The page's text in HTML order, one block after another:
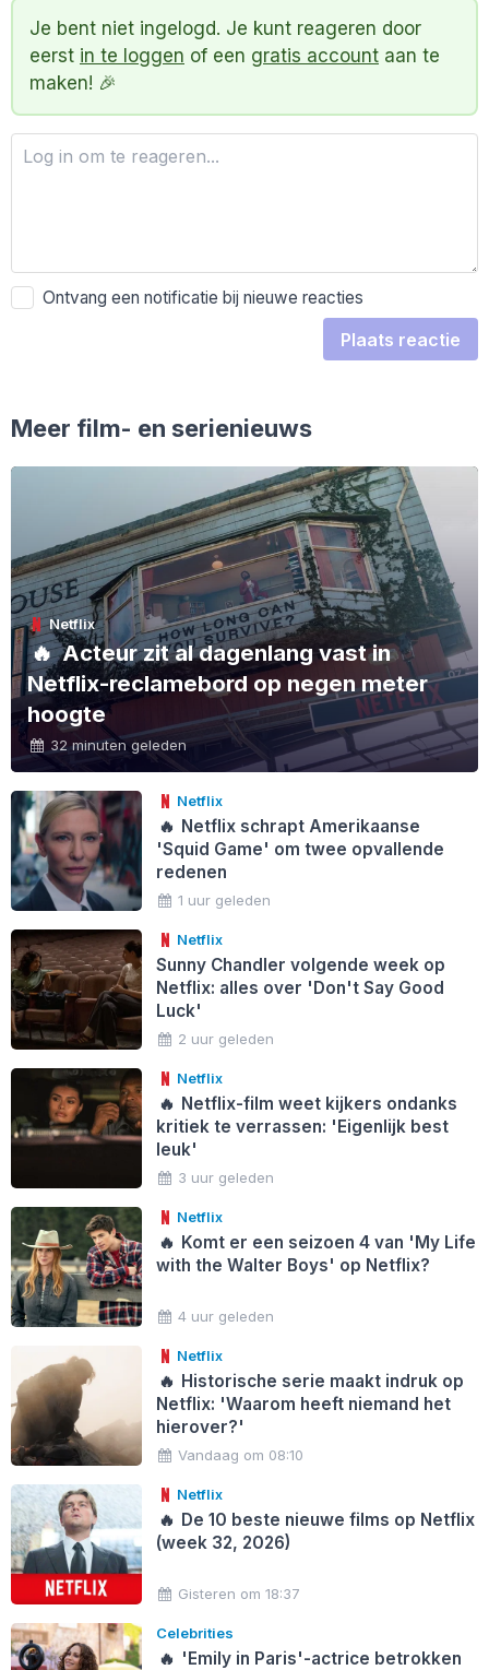
Je bent niet ingelogd. Je kunt reageren door
eerst in te loggen of een gratis account aan te
maken! 🎉
Ontvang een notificatie bij nieuwe reacties
Plaats reactie
Meer film- en serienieuws
Netflix
🔥Acteur zit al dagenlang vast in
Netflix-reclamebord op negen meter
hoogte
32 minuten geleden
Netflix
🔥 Netflix schrapt Amerikaanse
'Squid Game' om twee opvallende
redenen
1 uur geleden
Netflix
Sunny Chandler volgende week op
Netflix: alles over 'Don't Say Good
Luck'
2 uur geleden
Netflix
🔥 Netflix-film weet kijkers ondanks
kritiek te verrassen: 'Eigenlijk best
leuk'
3 uur geleden
Netflix
🔥 Komt er een seizoen 4 van 'My Life
with the Walter Boys' op Netflix?
4 uur geleden
Netflix
🔥 Historische serie maakt indruk op
Netflix: 'Waarom heeft niemand het
hierover?'
Vandaag om 08:10
Netflix
🔥 De 10 beste nieuwe films op Netflix
(week 32, 2026)
Gisteren om 18:37
Celebrities
🔥 'Emily in Paris'-actrice betrokken